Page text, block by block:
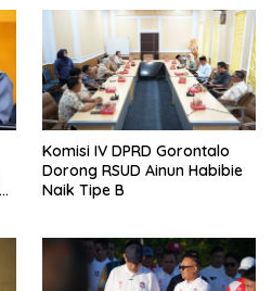
Komisi IV DPRD Gorontalo
Dorong RSUD Ainun Habibie
Naik Tipe B